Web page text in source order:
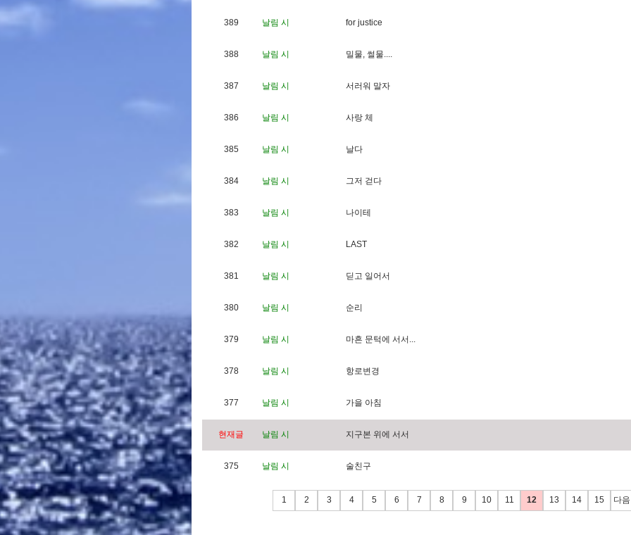
389 날림 시 for justice
388 날림 시 밀 물, 썰 물....
387 날림 시 서 러워 말자
386 날림 시 사랑 체
385 날림 시 날다
384 날림 시 그저 걷다
383 날림 시 나이 테
382 날림 시 LAST
381 날림 시 딛고 일 어서
380 날림 시 순리
379 날림 시 마흔 문턱에 서서 ...
378 날림 시 항로변 경
377 날림 시 가을 아침
현재글 날림 시 지 구본 위 에 서서
375 날림 시 술친구
1 2 3 4 5 6 7 8 9 10 11 12 13 14 15 다음